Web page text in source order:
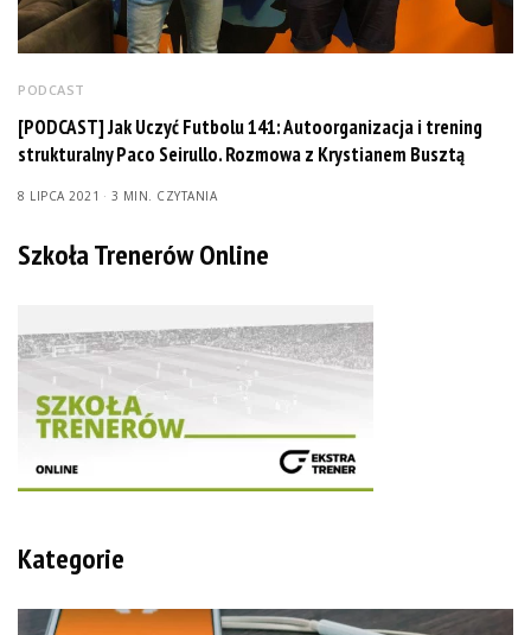
PODCAST
[PODCAST] Jak Uczyć Futbolu 141: Autoorganizacja i trening
strukturalny Paco Seirullo. Rozmowa z Krystianem Busztą
8 LIPCA 2021 3 MIN. CZYTANIA
Szkoła Trenerów Online
Kategorie